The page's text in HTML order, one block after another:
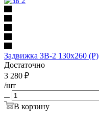
Задвижка ЗВ-2 130х260 (Р)
Достаточно
3 280 ₽
/шт
В корзину